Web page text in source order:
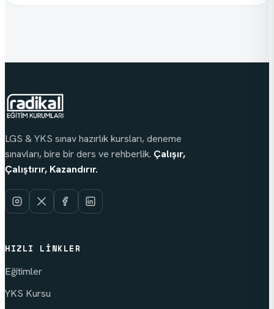
LGS & YKS sınav hazırlık kursları, deneme
sınavları, bire bir ders ve rehberlik. Çalışır,
Çalıştırır, Kazandırır.
HIZLI LINKLER
Eğitimler
YKS Kursu